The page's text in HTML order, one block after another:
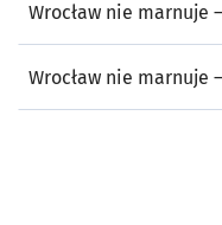
Wrocław nie marnuje
Wrocław nie marnuje